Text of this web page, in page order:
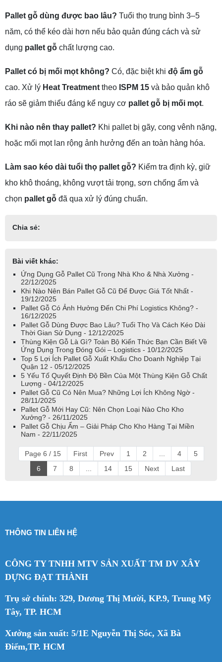
Pallet gỗ dùng được bao lâu? Tuổi thọ trung bình 3–5
năm, có thể kéo dài hơn nếu bảo quản đúng cách và sử
dụng pallet gỗ chất lượng cao.
Pallet có bị mối mọt không? Có, đặc biệt khi độ ẩm gỗ
cao. Xử lý Heat Treatment theo ISPM 15 và bảo quản khô
ráo sẽ giảm thiểu đáng kể nguy cơ pallet gỗ bị mối mọt.
Khi nào nên thay pallet? Khi pallet bị gãy, cong vênh nặng,
hoặc mối mọt lan rộng ảnh hưởng đến an toàn hàng hóa.
Làm sao kéo dài tuổi thọ pallet gỗ? Kiểm tra định kỳ, giữ
kho khô thoáng, không vượt tải trọng, sơn chống ẩm và
chọn pallet gỗ đã qua xử lý đúng chuẩn.
Chia sẻ:
Bài viết khác:
Ứng Dụng Gỗ Pallet Cũ Trong Nhà Kho & Nhà Xưởng -
22/12/2025
Khi Nào Nên Bán Pallet Gỗ Cũ Để Được Giá Tốt Nhất -
19/12/2025
Pallet Gỗ Có Ảnh Hưởng Đến Chi Phí Logistics Không? -
16/12/2025
Pallet Gỗ Dùng Được Bao Lâu? Tuổi Thọ Và Cách Kéo Dài
Thời Gian Sử Dụng - 12/12/2025
Thùng Kiện Gỗ Là Gì? Toàn Bộ Kiến Thức Bạn Cần Biết Về
Ứng Dụng Trong Đóng Gói – Logistics - 10/12/2025
Top 5 Lợi Ích Pallet Gỗ Xuất Khẩu Cho Doanh Nghiệp Tại
Quận 12 - 05/12/2025
5 Yếu Tố Quyết Định Độ Bền Của Một Thùng Kiện Gỗ Chất
Lượng - 04/12/2025
Pallet Gỗ Cũ Có Nên Mua? Những Lợi Ích Không Ngờ -
28/11/2025
Pallet Gỗ Mới Hay Cũ: Nên Chọn Loại Nào Cho Kho
Xưởng? - 26/11/2025
Pallet Gỗ Chịu Ẩm – Giải Pháp Cho Kho Hàng Tại Miền
Nam - 22/11/2025
Page 6 / 15 First Prev 1 2 4
5
6
7 8 14 15 Next Last
THÔNG TIN LIÊN HỆ
CÔNG TY TNHH MTV SẢN XUẤT TM DV XÂY
DỰNG ĐẠT THÀNH
Trụ sở chính: 329, Dương Thị Mười, KP.9, Trung Mỹ
Tây, TP. HCM
Xưởng sản xuất: 5/1E Nguyễn Thị Sóc, Xã Bà
Điểm,TP. HCM